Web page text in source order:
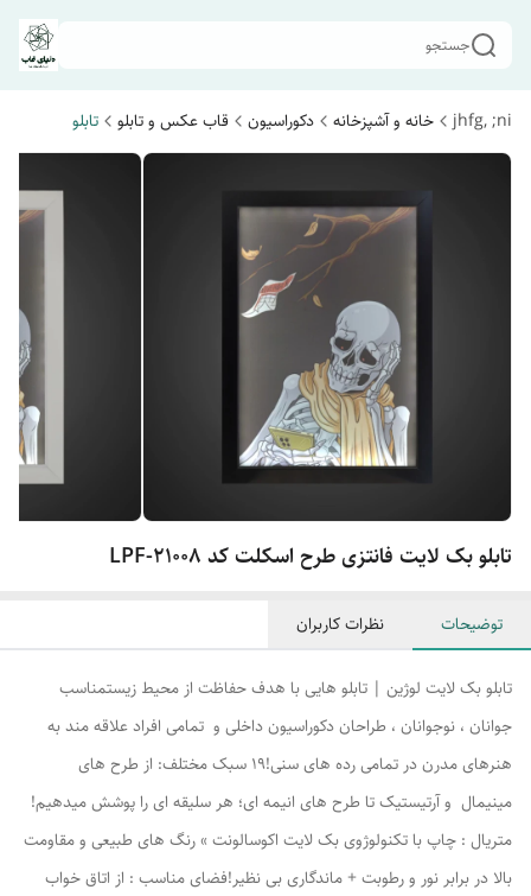
جستجو
jhfg, ;ni خانه و آشپزخانه دکوراسیون قاب عکس و تابلو تابلو
تابلو بک لایت فانتزی طرح اسکلت کد LPF-21008
توضیحات نظرات کاربران
تابلو بک لایت لوژین | تابلو هایی با هدف حفاظت از محیط زیستمناسب
جوانان ، نوجوانان ، طراحان دکوراسیون داخلی و تمامی افراد علاقه مند به
هنرهای مدرن در تمامی رده های سنی!۱۹ سبک مختلف: از طرح های
مینیمال و آرتیستیک تا طرح های انیمه ای؛ هر سلیقه ای را پوشش میدهیم!
متریال : چاپ با تکنولوژوی بک لایت اکوسالونت » رنگ های طبیعی و مقاومت
بالا در برابر نور و رطوبت + ماندگاری بی نظیر!فضای مناسب : از اتاق خواب